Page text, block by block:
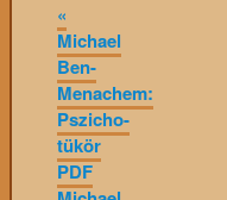
«
Michael
Ben-
Menachem:
Pszicho-
tükör
PDF